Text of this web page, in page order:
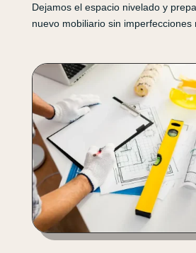
Dejamos el espacio nivelado y
nuevo mobiliario sin imperfecciones